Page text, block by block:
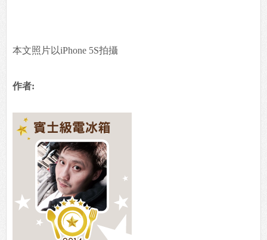
本文照片以iPhone 5S拍攝
作者: